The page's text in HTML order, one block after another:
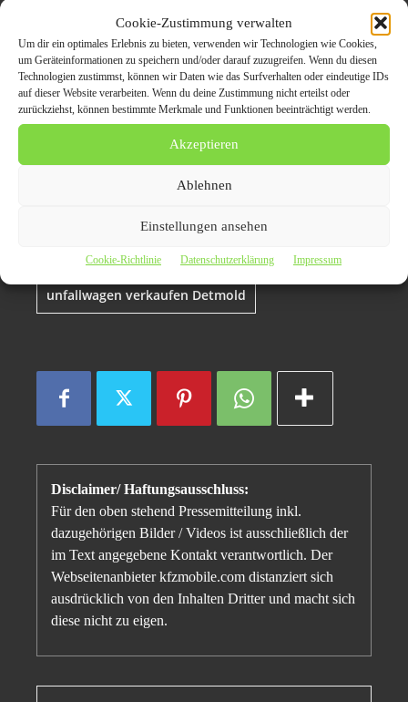
Cookie-Zustimmung verwalten
Um dir ein optimales Erlebnis zu bieten, verwenden wir Technologien wie Cookies,
um Geräteinformationen zu speichern und/oder darauf zuzugreifen. Wenn du diesen
Technologien zustimmst, können wir Daten wie das Surfverhalten oder eindeutige IDs
auf dieser Website verarbeiten. Wenn du deine Zustimmung nicht erteilst oder
zurückziehst, können bestimmte Merkmale und Funktionen beeinträchtigt werden.
Akzeptieren
Ablehnen
Einstellungen ansehen
Cookie-Richtlinie Datenschutzerklärung Impressum
defektes auto verkaufen Detmold
gebrauchtwagen ankauf Detmold
getriebeschaden ankauf Detmold
motorschaden ankauf Detmold
unfallwagen verkaufen Detmold
Disclaimer/ Haftungsausschluss:
Für den oben stehend Pressemitteilung inkl.
dazugehörigen Bilder / Videos ist ausschließlich der
im Text angegebene Kontakt verantwortlich. Der
Webseitenanbieter kfzmobile.com distanziert sich
ausdrücklich von den Inhalten Dritter und macht sich
diese nicht zu eigen.